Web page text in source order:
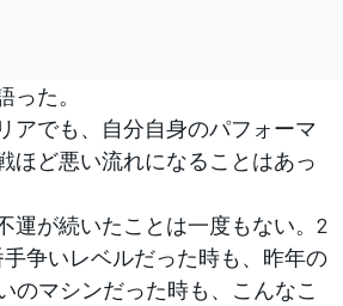
た。
アでも、自分自身のパフォーマ
ほど悪い流れになることはあっ
運が続いたことは一度もない。2
争いレベルだった時も、昨年の
のマシンだった時も、こんなこ